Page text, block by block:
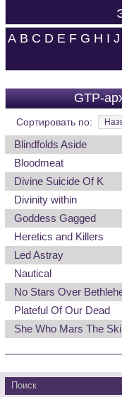
A B C D E F G H I J
GTP-
Сортировать по:
Blindfolds Aside
Bloodmeat
Divine Suicide Of K
Divinity within
Goddess Gagged
Heretics and Killers
Led Astray
Nautical
No Stars Over
Plateful Of Our Dead
She Who Mars The